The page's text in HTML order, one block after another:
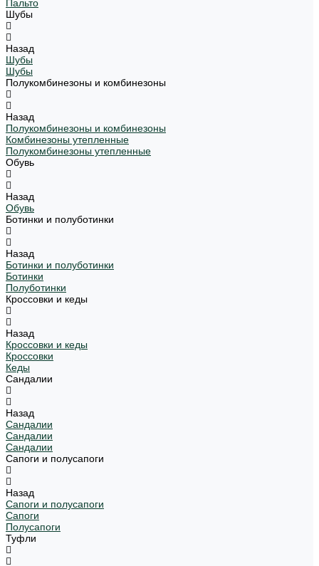
Пальто
Шубы
Назад
Шубы
Шубы
Полукомбинезоны и комбинезоны
Назад
Полукомбинезоны и комбинезоны
Комбинезоны утепленные
Полукомбинезоны утепленные
Обувь
Назад
Обувь
Ботинки и полуботинки
Назад
Ботинки и полуботинки
Ботинки
Полуботинки
Кроссовки и кеды
Назад
Кроссовки и кеды
Кроссовки
Кеды
Сандалии
Назад
Сандалии
Сандалии
Сандалии
Сапоги и полусапоги
Назад
Сапоги и полусапоги
Сапоги
Полусапоги
Туфли